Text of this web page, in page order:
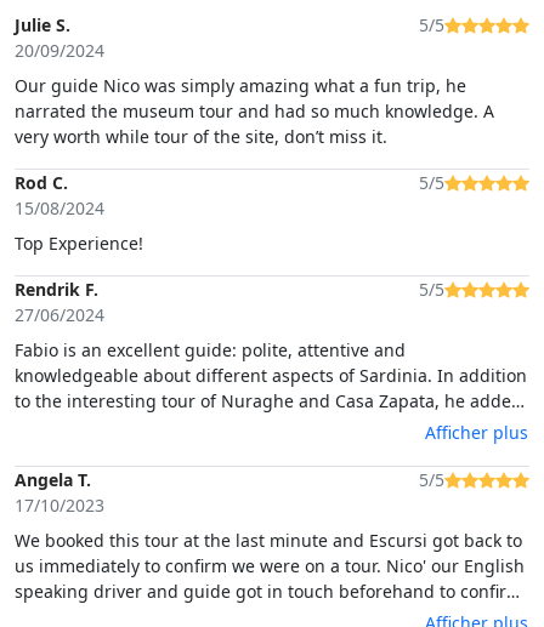
Julie S.
20/09/2024
5/5
Our guide Nico was simply amazing what a fun trip, he
narrated the museum tour and had so much knowledge. A
very worth while tour of the site, don’t miss it.
Rod C.
15/08/2024
5/5
Top Experience!
Rendrik F.
27/06/2024
5/5
Fabio is an excellent guide: polite, attentive and
knowledgeable about different aspects of Sardinia. In addition
to the interesting tour of Nuraghe and Casa Zapata, he added
a quick tour of the Church of Saint Peter in Tuili to show us a
enriching experience and highly recommended.
Afficher plus
Angela T.
17/10/2023
5/5
We booked this tour at the last minute and Escursi got back to
us immediately to confirm we were on a tour. Nico' our English
speaking driver and guide got in touch beforehand to confirm
the pick up point and time. He was very friendly and